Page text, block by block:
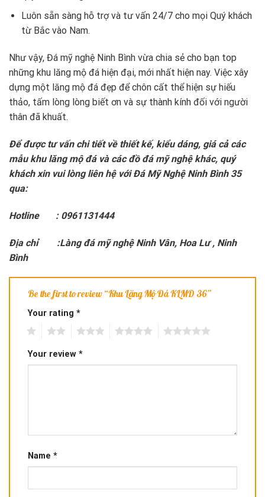
Luôn sẵn sàng hỗ trợ và tư vấn 24/7 cho mọi Quý khách
từ Bắc vào Nam.
Như vậy, Đá mỹ nghệ Ninh Bình vừa chia sẻ cho bạn top
những khu lăng mộ đá hiện đại, mới nhất hiện nay. Việc xây
dựng một lăng mộ đá đẹp để chôn cất thể hiện sự hiếu
thảo, tấm lòng lòng biết ơn và sự thành kính đối với người
thân đã khuất.
Để được tư vấn chi tiết về thiết kế, kiểu dáng, giá cả các
mẫu khu lăng mộ đá và các đồ đá mỹ nghệ khác, quý
khách xin vui lòng liên hệ với Đá Mỹ Nghệ Ninh Bình 35
qua:
Hotline : 0961131444
Địa chỉ :Làng đá mỹ nghệ Ninh Vân, Hoa Lư , Ninh
Bình
Be the first to review “Khu Lăng Mộ Đá KLMD 36”
Your rating *
Your review *
Name *